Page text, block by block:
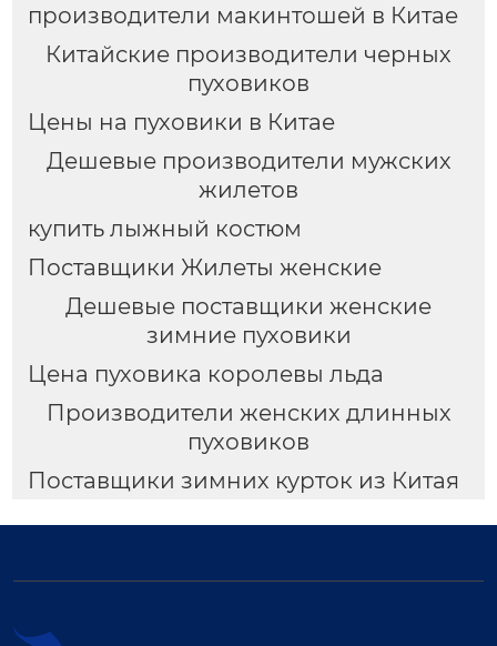
производители макинтошей в Китае
Китайские производители черных
пуховиков
Цены на пуховики в Китае
Дешевые производители мужских
жилетов
купить лыжный костюм
Поставщики Жилеты женские
Дешевые поставщики женские
зимние пуховики
Цена пуховика королевы льда
Производители женских длинных
пуховиков
Поставщики зимних курток из Китая